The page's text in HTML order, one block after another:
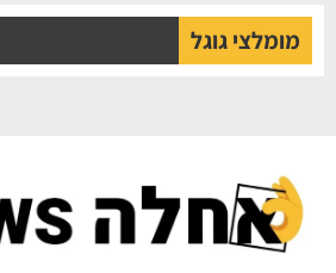
מומלצי גוגל